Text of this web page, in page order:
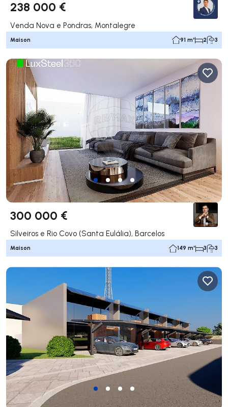
238 000 €
Venda Nova e Pondras, Montalegre
Maison 91 m² 2 3
300 000 €
Silveiros e Rio Covo (Santa Eulália), Barcelos
Maison 149 m² 3 3